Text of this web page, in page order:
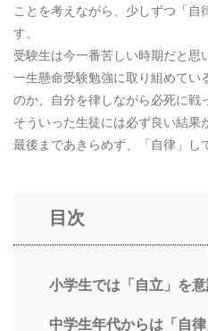
ことを考えながら、少しずつ「
す。
受験生は今一番苦しい時期だと思
一生懸命受験勉強に取り組めてい
のか、自分を律しながら必死に戦
そういった生徒には必ず良い結果
最後まであきらめず、「自律」し
目次
小学生では「自立」を
中学生年代からは「自律